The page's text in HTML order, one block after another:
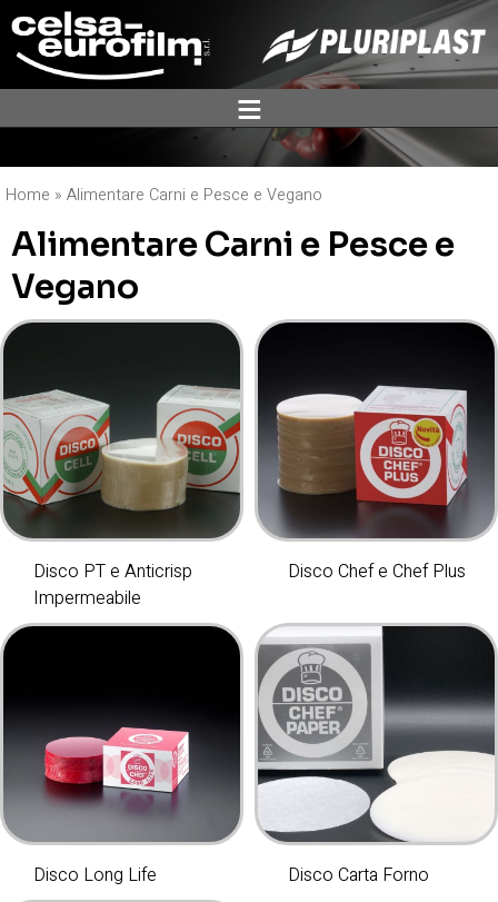
ĕ
Home » Alimentare Carni e Pesce e Vegano
Alimentare Carni e Pesce e
Vegano
Disco PT e Anticrisp
Impermeabile
Disco Chef e Chef Plus
Disco Long Life Disco Carta Forno